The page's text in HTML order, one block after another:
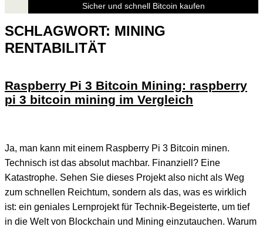
Sicher und schnell Bitcoin kaufen
SCHLAGWORT: MINING
RENTABILITÄT
Raspberry Pi 3 Bitcoin Mining: raspberry
pi 3 bitcoin mining im Vergleich
Ja, man kann mit einem Raspberry Pi 3 Bitcoin minen.
Technisch ist das absolut machbar. Finanziell? Eine
Katastrophe. Sehen Sie dieses Projekt also nicht als Weg
zum schnellen Reichtum, sondern als das, was es wirklich
ist: ein geniales Lernprojekt für Technik-Begeisterte, um tief
in die Welt von Blockchain und Mining einzutauchen. Warum